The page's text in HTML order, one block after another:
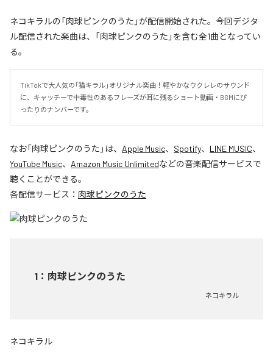
ネコキラルの「肉球ピンクのうた」が配信開始された。今回デジタ
ル配信された楽曲は、「肉球ピンクのうた」を含む全1曲となってい
る。
TikTokで大人気の「猫キラル」オリジナル楽曲！軽やかなウクレレのサウンド
に、キャッチーで中毒性のあるフレーズが耳に残るショート動画・BGMにぴ
ったりのナンバーです。
なお「肉球ピンクのうた 」は、 Apple Music、 Spotify、 LINE MUSIC、
YouTube Music、 Amazon Music Unlimitedなどの音楽配信サービスで
聴くことができる。
各配信サービス： 肉球ピンクのうた
1 ： 肉球ピンクのうた
ネコキラル
ネコキラル